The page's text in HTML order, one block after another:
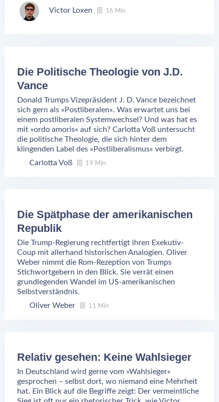
Victor Loxen 16 Min
Die Politische Theologie von J.D.
Vance
Donald Trumps Vizepräsident J. D. Vance bezeichnet
sich gern als »Postliberalen«. Was erwartet uns bei
einem postliberalen Systemwechsel? Und was hat es
mit »ordo amoris« auf sich? Carlotta Voß untersucht
die politische Theologie, die sich hinter dem
klingenden Label des »Postliberalismus« verbirgt.
Carlotta Voß
19 Min
Die Spätphase der amerikanischen
Republik
Die Trump-Regierung rechtfertigt ihren Exekutiv-
Coup mit allerhand historischen Analogien. Oliver
Weber nimmt die Rom-Rezeption von Trumps
Stichwortgebern in den Blick. Sie verrät einen
grundlegenden Wandel im US-amerikanischen
Selbstverständnis.
Oliver Weber
11 Min
Relativ gesehen: Keine Wahlsieger
In Deutschland wird gerne vom »Wahlsieger«
gesprochen – selbst dort, wo niemand eine Mehrheit
hat. Ein Blick auf die Begriffe zeigt: Der vermeintliche